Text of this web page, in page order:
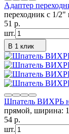
Адаптер
переходник с 1/2"
51 p.
шт.
В 1 клик
Шпатель ВИХРЬ
прямой, ширина:
54 p.
шт.